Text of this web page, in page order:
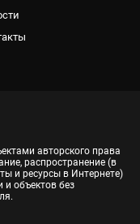
авторского права
распространение (в
и ресурсы в Интернете)
объектов без